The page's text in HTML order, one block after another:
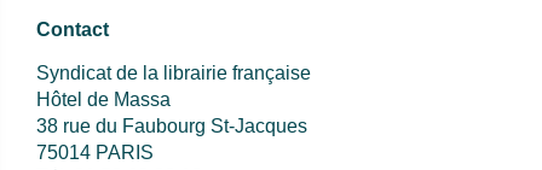
Contact
Syndicat de la librairie française
Hôtel de Massa
38 rue du Faubourg St-Jacques
75014 PARIS